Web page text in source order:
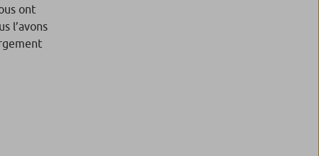
ont
l’avons